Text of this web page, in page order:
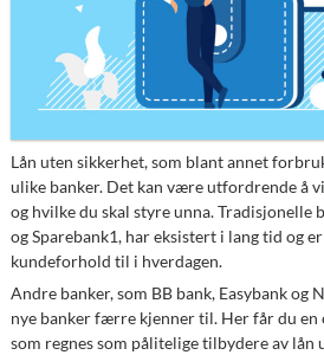
Lån uten sikkerhet, som blant annet
ulike banker. Det kan være utfordrende å
og hvilke du skal styre unna. Tradisjonelle
og Sparebank1, har eksistert i lang tid og
kundeforhold til i hverdagen.
Andre banker, som BB bank, Easybank og
nye banker færre kjenner til. Her får du en
som regnes som pålitelige tilbydere av lån